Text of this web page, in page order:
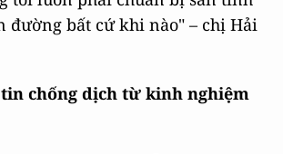
đường bất cứ khi nào" – chị Hải
chống dịch từ kinh nghiệm